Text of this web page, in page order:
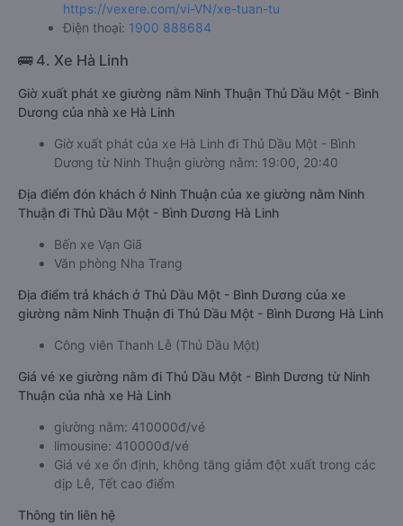
https://vexere.com/vi-VN/xe-tuan-tu
Điện thoại: 1900 888684
🚌 4. Xe Hà Linh
Giờ xuất phát xe giường nằm Ninh Thuận Thủ Dầu Một - Bình
Dương của nhà xe Hà Linh
Giờ xuất phát của xe Hà Linh đi Thủ Dầu Một - Bình
Dương từ Ninh Thuận giường nằm: 19:00, 20:40
Địa điểm đón khách ở Ninh Thuận của xe giường nằm Ninh
Thuận đi Thủ Dầu Một - Bình Dương Hà Linh
Bến xe Vạn Giã
Văn phòng Nha Trang
Địa điểm trả khách ở Thủ Dầu Một - Bình Dương của xe
giường nằm Ninh Thuận đi Thủ Dầu Một - Bình Dương Hà Linh
Công viên Thanh Lễ (Thủ Dầu Một)
Giá vé xe giường nằm đi Thủ Dầu Một - Bình Dương từ Ninh
Thuận của nhà xe Hà Linh
giường nằm: 410000đ/vé
limousine: 410000đ/vé
Giá vé xe ổn định, không tăng giảm đột xuất trong các
dịp Lễ, Tết cao điểm
Thông tin liên hệ